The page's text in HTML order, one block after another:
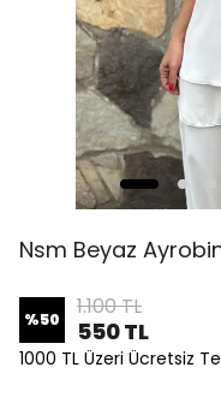
Nsm Beyaz
%50 1.100 TL
550 TL
1000 TL Üzeri Ücretsiz